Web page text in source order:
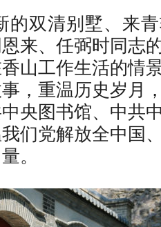
的双清别墅、来
来、任弼时同志
山工作生活的情
，重温历史岁月
央图书馆、中共
们党解放全中国
。